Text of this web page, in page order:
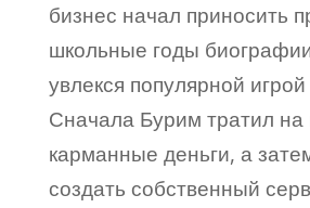
бизнес начал приносить
школьные годы
увлекся популярной
Сначала Бурим тратил на
карманные деньги, а
создать собственный